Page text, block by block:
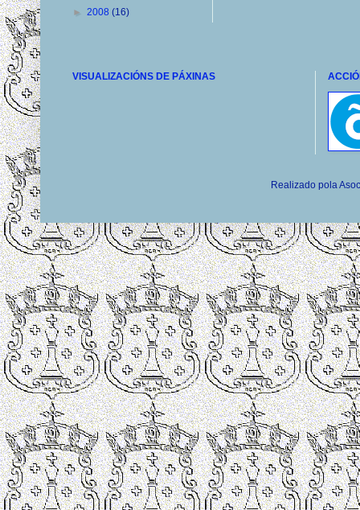
► 2008 (16)
VISUALIZACIÓNS DE PÁXINAS
Realizado pola